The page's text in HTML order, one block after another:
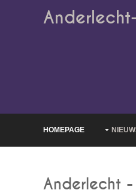
HOMEPAGE
Anderlecht